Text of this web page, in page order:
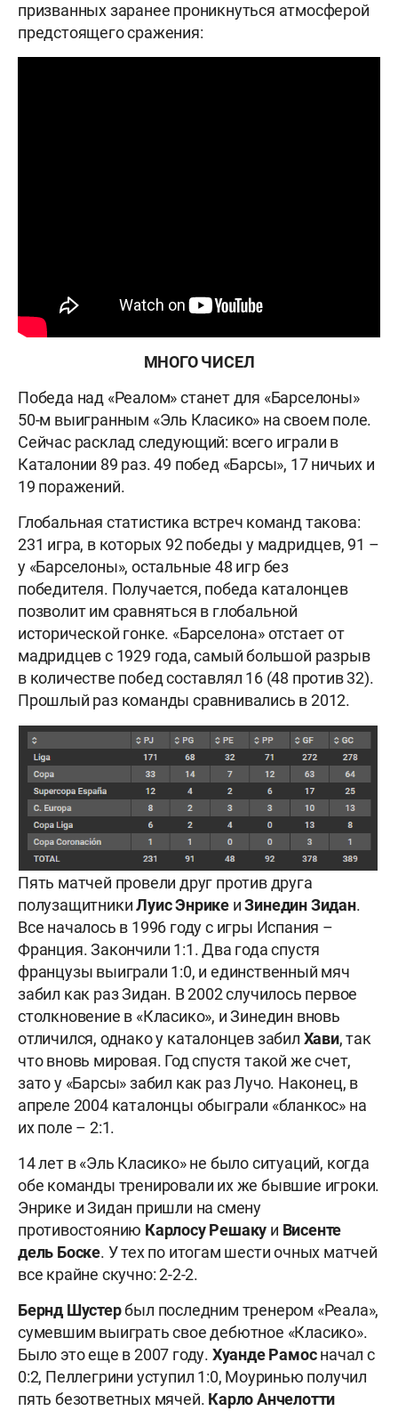
призванных заранее проникнуться атмосферой
предстоящего сражения:
МНОГО ЧИСЕЛ
Победа над «Реалом» станет для «Барселоны»
50-м выигранным «Эль Класико» на своем поле.
Сейчас расклад следующий: всего играли в
Каталонии 89 раз. 49 побед «Барсы», 17 ничьих и
19 поражений.
Глобальная статистика встреч команд такова:
231 игра, в которых 92 победы у мадридцев, 91 –
у «Барселоны», остальные 48 игр без
победителя. Получается, победа каталонцев
позволит им сравняться в глобальной
исторической гонке. «Барселона» отстает от
мадридцев с 1929 года, самый большой разрыв
в количестве побед составлял 16 (48 против 32).
Прошлый раз команды сравнивались в 2012.
Пять матчей провели друг против друга
полузащитникиЛуис Энрике иЗинедин Зидан.
Все началось в 1996 году с игры Испания –
Франция. Закончили 1:1. Два года спустя
французы выиграли 1:0, и единственный мяч
забил как раз Зидан. В 2002 случилось первое
столкновение в «Класико», и Зинедин вновь
отличился, однако у каталонцев забил Хави, так
что вновь мировая. Год спустя такой же счет,
зато у «Барсы» забил как раз Лучо. Наконец, в
апреле 2004 каталонцы обыграли «бланкос» на
их поле – 2:1.
14 лет в «Эль Класико» не было ситуаций, когда
обе команды тренировали их же бывшие игроки.
Энрике и Зидан пришли на смену
противостоянию Карлосу Решаку и Висенте
дель Боске. У тех по итогам шести очных матчей
все крайне скучно: 2-2-2.
Бернд Шустербыл последним тренером «Реала»,
сумевшим выиграть свое дебютное «Класико».
Было это еще в 2007 году. Хуанде Рамосначал с
0:2, Пеллегрини уступил 1:0, Моуринью получил
пять безответных мячей. Карло Анчелотти